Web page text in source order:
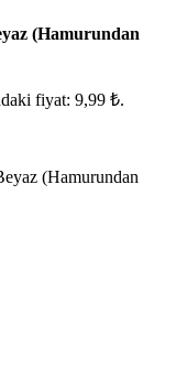
(Hamurundan
fiyat: 9,99 ₺.
(Hamurundan